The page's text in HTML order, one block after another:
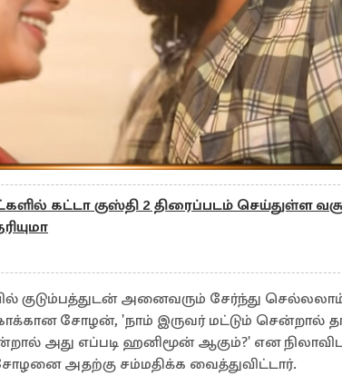
கட்டா குஸ்தி 2 திரைப்படம் செய்துள்ள
குடும்பத்துடன் அனைவரும் சேர்ந்து
சோழன், 'நாம் இருவர் மட்டும் சென்றால்
அது எப்படி ஹனிமூன் ஆகும்?' என
அதற்கு சம்மதிக்க வைத்துவிட்டார்.